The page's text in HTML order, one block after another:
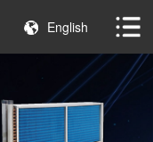
English